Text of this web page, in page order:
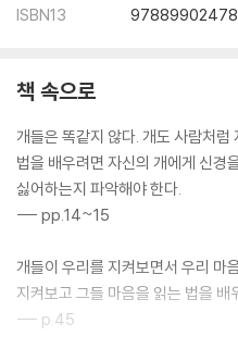
ISBN13
책 속으로
개들은 똑같지 않다. 개도 사람처
법을 배우려면 자신의 개에게 신경
싫어하는지 파악해야 한다.
--- pp.14~15
개들이 우리를 지켜보면서 우리 마
지켜보고 그들 마음을 읽는 법을 배
--- p.45